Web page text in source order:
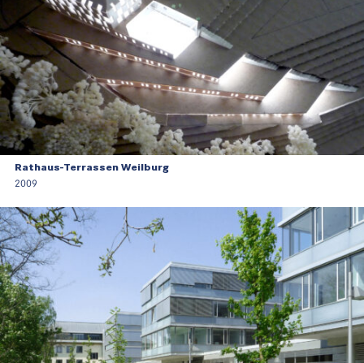
Rathaus-Terrassen Weilburg
2009